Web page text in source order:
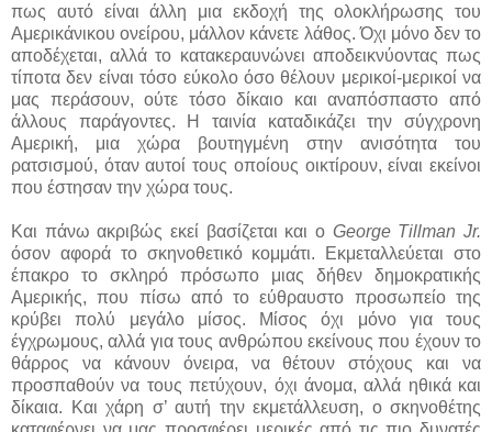
πως αυτό είναι άλλη μια εκδοχή της ολοκλήρωσης του
Αμερικάνικου ονείρου, μάλλον κάνετε λάθος. Όχι μόνο δεν το
αποδέχεται, αλλά το κατακεραυνώνει αποδεικνύοντας πως
τίποτα δεν είναι τόσο εύκολο όσο θέλουν μερικοί-μερικοί να
μας περάσουν, ούτε τόσο δίκαιο και αναπόσπαστο από
άλλους παράγοντες. Η ταινία καταδικάζει την σύγχρονη
Αμερική, μια χώρα βουτηγμένη στην ανισότητα του
ρατσισμού, όταν αυτοί τους οποίους οικτίρουν, είναι εκείνοι
που έστησαν την χώρα τους.
Και πάνω ακριβώς εκεί βασίζεται και ο George Tillman Jr.
όσον αφορά το σκηνοθετικό κομμάτι. Εκμεταλλεύεται στο
έπακρο το σκληρό πρόσωπο μιας δήθεν δημοκρατικής
Αμερικής, που πίσω από το εύθραυστο προσωπείο της
κρύβει πολύ μεγάλο μίσος. Μίσος όχι μόνο για τους
έγχρωμους, αλλά για τους ανθρώπου εκείνους που έχουν το
θάρρος να κάνουν όνειρα, να θέτουν στόχους και να
προσπαθούν να τους πετύχουν, όχι άνομα, αλλά ηθικά και
δίκαια. Και χάρη σ’ αυτή την εκμετάλλευση, ο σκηνοθέτης